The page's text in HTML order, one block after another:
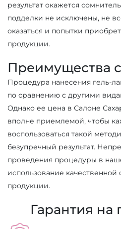
результат окажется
подделки не исключены, не
оказаться и попытки
продукции.
Преимущества
Процедура нанесения гель-
по сравнению с другими
Однако ее цена в Салоне
вполне приемлемой, чтобы
воспользоваться такой
безупречный результат.
проведения процедуры в
использование
продукции.
Гарантия на